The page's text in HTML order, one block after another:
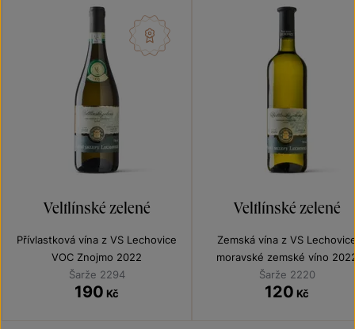
Veltlínské zelené
Přívlastková vína z VS Lechovice
VOC Znojmo 2022
Šarže 2294
190 Kč
Veltlínské zelené
Zemská vína z VS
moravské zemské víno
Šarže 2220
120 Kč